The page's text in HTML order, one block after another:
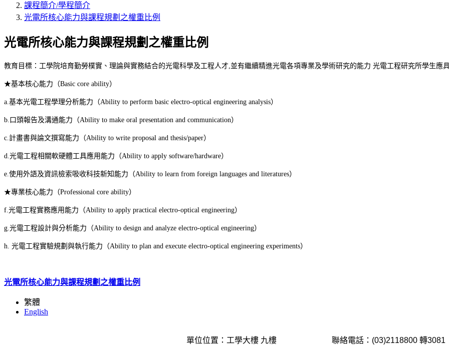
課程簡介/學程簡介
光電所核心能力與課程規劃之權重比例
光電所核心能力與課程規劃之權重比例
教育目標：工學院培育勤勞樸實、理論與實務結合的光電科學及工程人才,並有繼續精進光電各項專業及學術研究的能力 光電工程研究所學生應
★基本核心能力 （Basic core ability）
a. 基本光電工程學理分析能力 （Ability to perform basic electro-optical engineering analysis）
b. 口頭報告及溝通能力 （Ability to make oral presentation and communication）
c. 計畫書與論文撰寫能力 （Ability to write proposal and thesis/paper）
d. 光電工程相關軟硬體工具應用能力 （Ability to apply software/hardware）
e. 使用外語及資訊檢索吸收科技新知能力 （Ability to learn from foreign languages and literatures）
★專業核心能力 （Professional core ability）
f. 光電工程實務應用能力 （Ability to apply practical electro-optical engineering）
g. 光電工程設計與分析能力 （Ability to design and analyze electro-optical engineering）
h. 光電工程實驗規劃與執行能力 （Ability to plan and execute electro-optical engineering experiments）
光電所核心能力與課程規劃之權重比例
繁體
English
單位位置：工學大樓 九樓 聯絡電話：(03)2118800 轉3081